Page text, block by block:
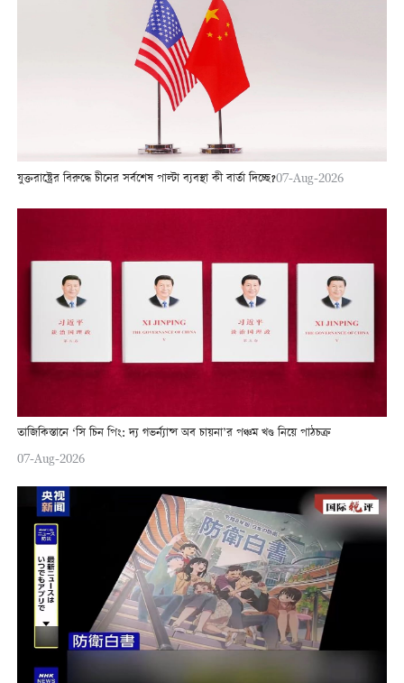
যুক্তরাষ্ট্রের বিরুদ্ধে চীনের সর্বশেষ পাল্টা ব্যবস্থা কী বার্তা দিচ্ছে?07-Aug-2026
তাজিকিস্তানে ‘সি চিন পিং: দ্য গভর্ন্যান্স অব চায়না’র পঞ্চম খণ্ড নিয়ে পাঠচক্র
07-Aug-2026